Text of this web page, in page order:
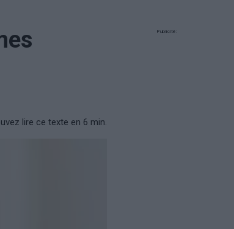
lire ce texte en 6 min.
Publicité: